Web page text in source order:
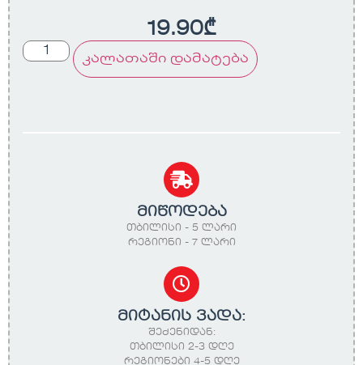
19.90₾
კალათაში დამატება
მიწოდება
თბილისი - 5 ლარი
რეგიონი - 7 ლარი
მიტანის ვადა:
შეძენიდან:
თბილისი 2-3 დღე
რეგიონები 4-5 დღე